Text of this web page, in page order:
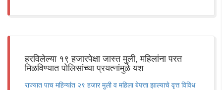
हरविलेल्या १९ हजारपेक्षा जास्त मुली, महिलांना परत
मिळविण्यात पोलिसांच्या प्रयत्नांमुळे यश
राज्यात पाच महिन्यांत २९ हजार मुली व महिला बेपत्ता झाल्याचे वृत्त विविध